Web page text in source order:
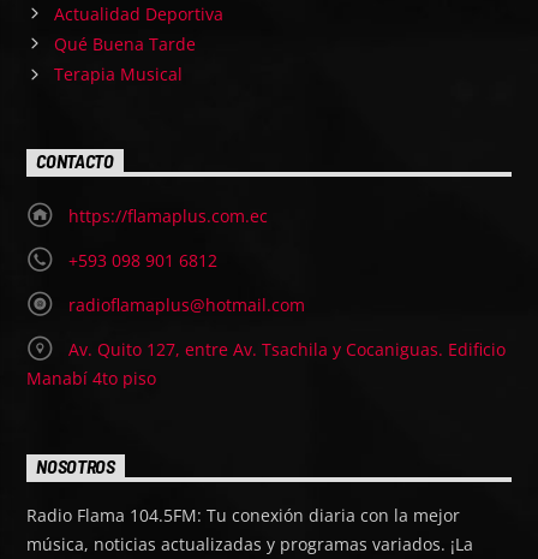
Actualidad Deportiva
Qué Buena Tarde
Terapia Musical
CONTACTO
https://flamaplus.com.ec
+593 098 901 6812
radioflamaplus@hotmail.com
Av. Quito 127, entre Av. Tsachila y Cocaniguas. Edificio
Manabí 4to piso
NOSOTROS
Radio Flama 104.5FM: Tu conexión diaria con la mejor
música, noticias actualizadas y programas variados. ¡La